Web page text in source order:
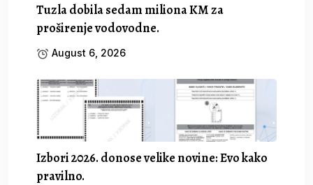
Tuzla dobila sedam miliona KM za
proširenje vodovodne.
August 6, 2026
Izbori 2026. donose velike novine: Evo kako
pravilno.